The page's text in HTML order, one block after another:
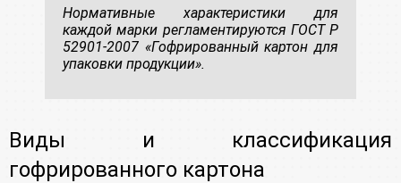
Нормативные характеристики для
каждой марки регламентируются ГОСТ Р
52901-2007 «Гофрированный картон для
упаковки продукции».
Виды и классификация
гофрированного картона